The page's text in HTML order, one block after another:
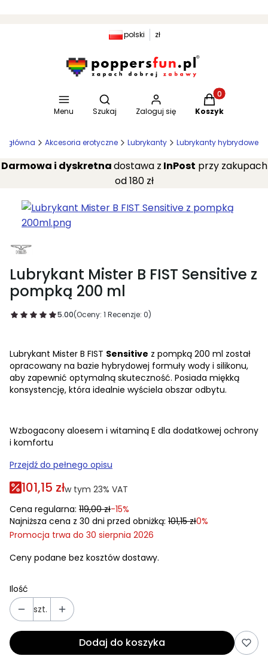
polski zł
Menu
Otwórz wyszukiwarkę
Szukaj Zaloguj się
Produkty w
Koszyk
główna Akcesoria erotyczne Lubrykanty Lubrykanty hybrydowe
Darmowa i dyskretnadostawa z InPost przy zakupach
od 180 zł
Lubrykant Mister B FIST Sensitive z
pompką 200 ml
5.00(Oceny: 1 Recenzje: 0)
Lubrykant Mister B FIST Sensitive z pompką 200 ml został
opracowany na bazie hybrydowej formuły wody i silikonu,
aby zapewnić optymalną skuteczność. Posiada miękką
konsystencję, która idealnie wyściela obszar odbytu.
Wzbogacony aloesem i witaminą E dla dodatkowej ochrony
i komfortu
Przejdź do pełnego opisu
101,15 złw tym 23% VAT
w tym 23% VAT
Cena regularna: 119,00 zł-15%
Najniższa cena z 30 dni przed obniżką: 101,15 zł0%
Promocja trwa do 30 sierpnia 2026
Ceny podane bez kosztów dostawy.
Ilość
szt.
Dodaj do koszyka